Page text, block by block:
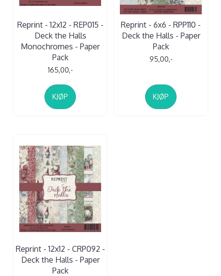
Reprint - 12x12 - REP015 -
Deck the Halls
Monochromes - Paper
Pack
165,00,-
KJØP
Reprint - 6x6 - RPP110 -
Deck the Halls - Paper
Pack
95,00,-
KJØP
Reprint - 12x12 - CRP092 -
Deck the Halls - Paper
Pack